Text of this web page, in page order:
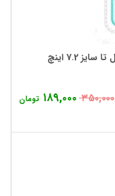
۳۵۰,۰۰۰ ۱۸۹,۰۰۰ تومان